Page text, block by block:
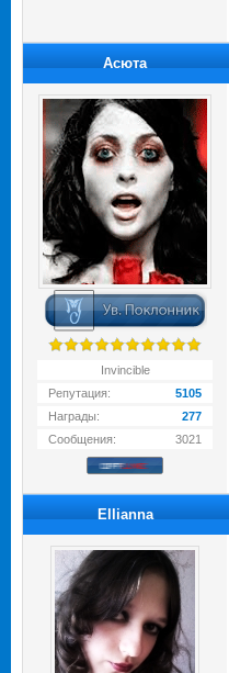
Асюта
Invincible
Репутация:
5105
Награды:
277
Сообщения:
3021
Ellianna